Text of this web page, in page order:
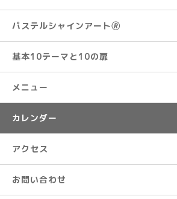
パステルシャインアート🄬
基本10テーマと10の扉
メニュー
カレンダー
アクセス
お問い合わせ